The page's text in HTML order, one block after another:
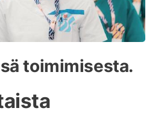
toimimisesta.